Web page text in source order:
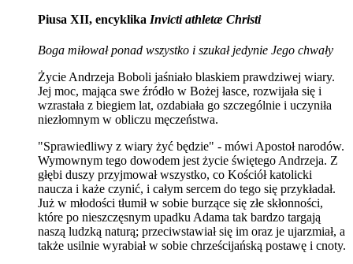
Piusa XII, encyklika Invicti athletæ Christi
Boga miłował ponad wszystko i szukał jedynie Jego chwały
Życie Andrzeja Boboli jaśniało blaskiem prawdziwej wiary.
Jej moc, mająca swe źródło w Bożej łasce, rozwijała się i
wzrastała z biegiem lat, ozdabiała go szczególnie i uczyniła
niezłomnym w obliczu męczeństwa.
"Sprawiedliwy z wiary żyć będzie" - mówi Apostoł narodów.
Wymownym tego dowodem jest życie świętego Andrzeja. Z
głębi duszy przyjmował wszystko, co Kościół katolicki
naucza i każe czynić, i całym sercem do tego się przykładał.
Już w młodości tłumił w sobie burzące się złe skłonności,
które po nieszczęsnym upadku Adama tak bardzo targają
naszą ludzką naturą; przeciwstawiał się im oraz je ujarzmiał, a
także usilnie wyrabiał w sobie chrześcijańską postawę i cnoty.